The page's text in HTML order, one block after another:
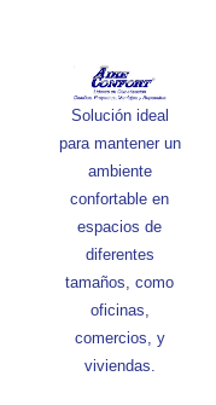
Solución ideal
para mantener un
ambiente
confortable en
espacios de
diferentes
tamaños, como
oficinas,
comercios, y
viviendas.